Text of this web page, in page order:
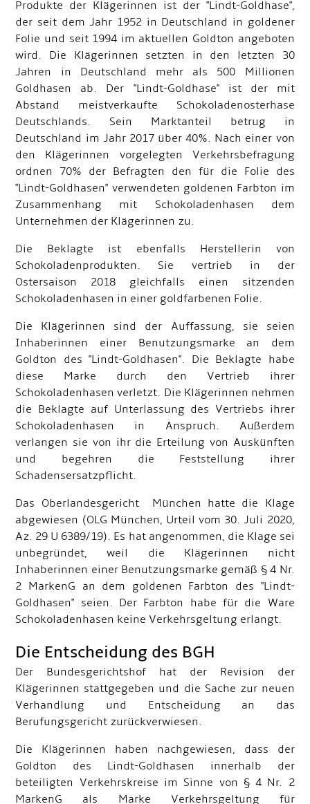
Produkte der Klägerinnen ist der "Lindt-Goldhase",
der seit dem Jahr 1952 in Deutschland in goldener
Folie und seit 1994 im aktuellen Goldton angeboten
wird. Die Klägerinnen setzten in den letzten 30
Jahren in Deutschland mehr als 500 Millionen
Goldhasen ab. Der "Lindt-Goldhase" ist der mit
Abstand meistverkaufte Schokoladenosterhase
Deutschlands. Sein Marktanteil betrug in
Deutschland im Jahr 2017 über 40%. Nach einer von
den Klägerinnen vorgelegten Verkehrsbefragung
ordnen 70% der Befragten den für die Folie des
"Lindt-Goldhasen" verwendeten goldenen Farbton im
Zusammenhang mit Schokoladenhasen dem
Unternehmen der Klägerinnen zu.
Die Beklagte ist ebenfalls Herstellerin von
Schokoladenprodukten. Sie vertrieb in der
Ostersaison 2018 gleichfalls einen sitzenden
Schokoladenhasen in einer goldfarbenen Folie.
Die Klägerinnen sind der Auffassung, sie seien
Inhaberinnen einer Benutzungsmarke an dem
Goldton des "Lindt-Goldhasen". Die Beklagte habe
diese Marke durch den Vertrieb ihrer
Schokoladenhasen verletzt. Die Klägerinnen nehmen
die Beklagte auf Unterlassung des Vertriebs ihrer
Schokoladenhasen in Anspruch. Außerdem
verlangen sie von ihr die Erteilung von Auskünften
und begehren die Feststellung ihrer
Schadensersatzpflicht.
Das Oberlandesgericht München hatte die Klage
abgewiesen (OLG München, Urteil vom 30. Juli 2020,
Az. 29 U 6389/19). Es hat angenommen, die Klage sei
unbegründet, weil die Klägerinnen nicht
Inhaberinnen einer Benutzungsmarke gemäß § 4 Nr.
2 MarkenG an dem goldenen Farbton des "Lindt-
Goldhasen" seien. Der Farbton habe für die Ware
Schokoladenhasen keine Verkehrsgeltung erlangt.
Die Entscheidung des BGH
Der Bundesgerichtshof hat der Revision der
Klägerinnen stattgegeben und die Sache zur neuen
Verhandlung und Entscheidung an das
Berufungsgericht zurückverwiesen.
Die Klägerinnen haben nachgewiesen, dass der
Goldton des Lindt-Goldhasen innerhalb der
beteiligten Verkehrskreise im Sinne von § 4 Nr. 2
MarkenG als Marke Verkehrsgeltung für